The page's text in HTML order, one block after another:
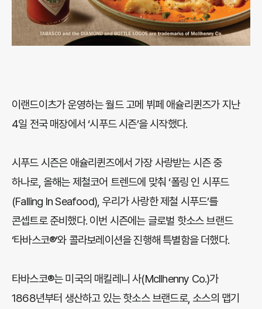
이랜드이츠가 운영하는 월드 고메 뷔페 애슐리퀸즈가 지난
4일 전국 매장에서 ‘시푸드 시즌’을 시작했다.
시푸드 시즌은 애슐리퀸즈에서 가장 사랑받는 시즌 중
하나로, 올해는 제철코어 트렌드에 맞춰 ‘폴링 인 시푸드
(Falling In Seafood), 우리가 사랑한 제철 시푸드’를
콘셉트로 준비했다. 이번 시즌에는 글로벌 핫소스 브랜드
‘타바스코®’와 콜라보레이션을 진행해 특별함을 더했다.
타바스코®는 미국의 매킬레니 사(McIlhenny Co.)가
1868년부터 생산하고 있는 핫소스 브랜드로, 소스의 맵기